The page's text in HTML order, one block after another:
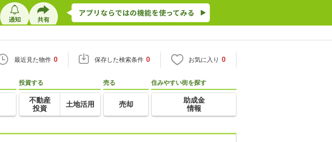
最近見た物件 0 保存した検索条件 0 お気に入り 0
投資する
不動産
投資
土地活用
売る
売却
住みやすい街を探す
助成金
情報